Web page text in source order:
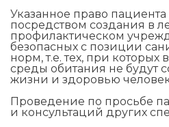
Указанное право пациента
посредством создания в
профилактическом
безопасных с позиции
норм, т.е. тех, при
среды обитания не будут
жизни и здоровью
Проведение по просьбе
и консультаций других